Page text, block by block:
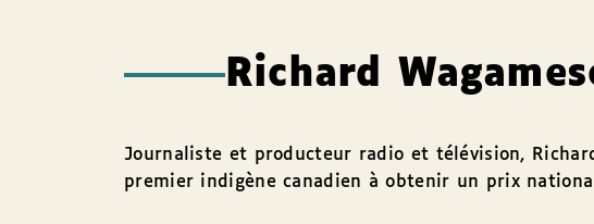
Richard
Journaliste et producteur radio et télévision,
premier indigène canadien à obtenir un prix